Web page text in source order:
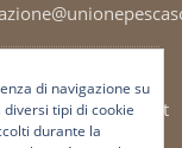
di navigazione su
diversi tipi di cookie
durante la